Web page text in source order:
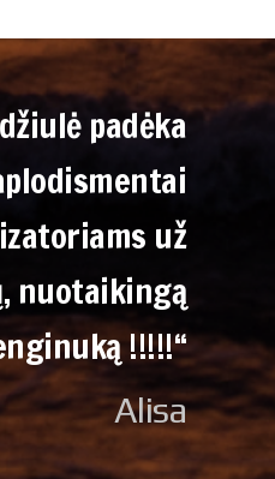
padėka
už
nuotaikingą
!!!!!“
Alisa